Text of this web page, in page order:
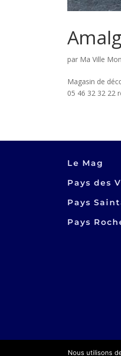
par Ma Ville
Magasin de
05 46 32 32 22
Le Mag
Pays des
Pays
Pays
Nous utilisons